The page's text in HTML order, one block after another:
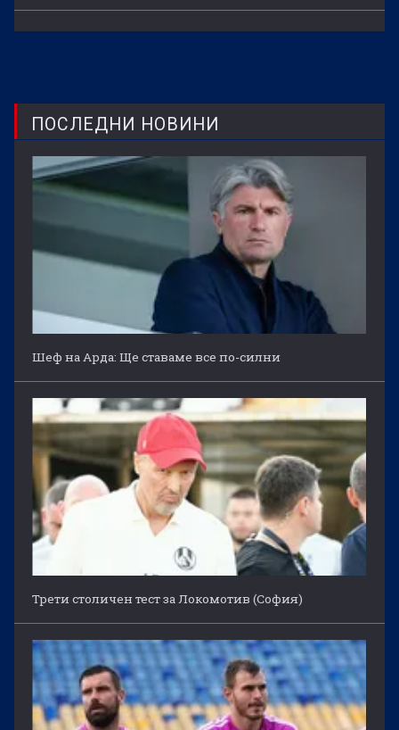
ПОСЛЕДНИ НОВИНИ
Шеф на Арда: Ще ставаме все по-силни
Трети столичен тест за Локомотив (София)